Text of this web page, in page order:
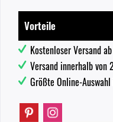
Vorteile
Kostenloser Versand
Versand innerhalb von
Größte Online-